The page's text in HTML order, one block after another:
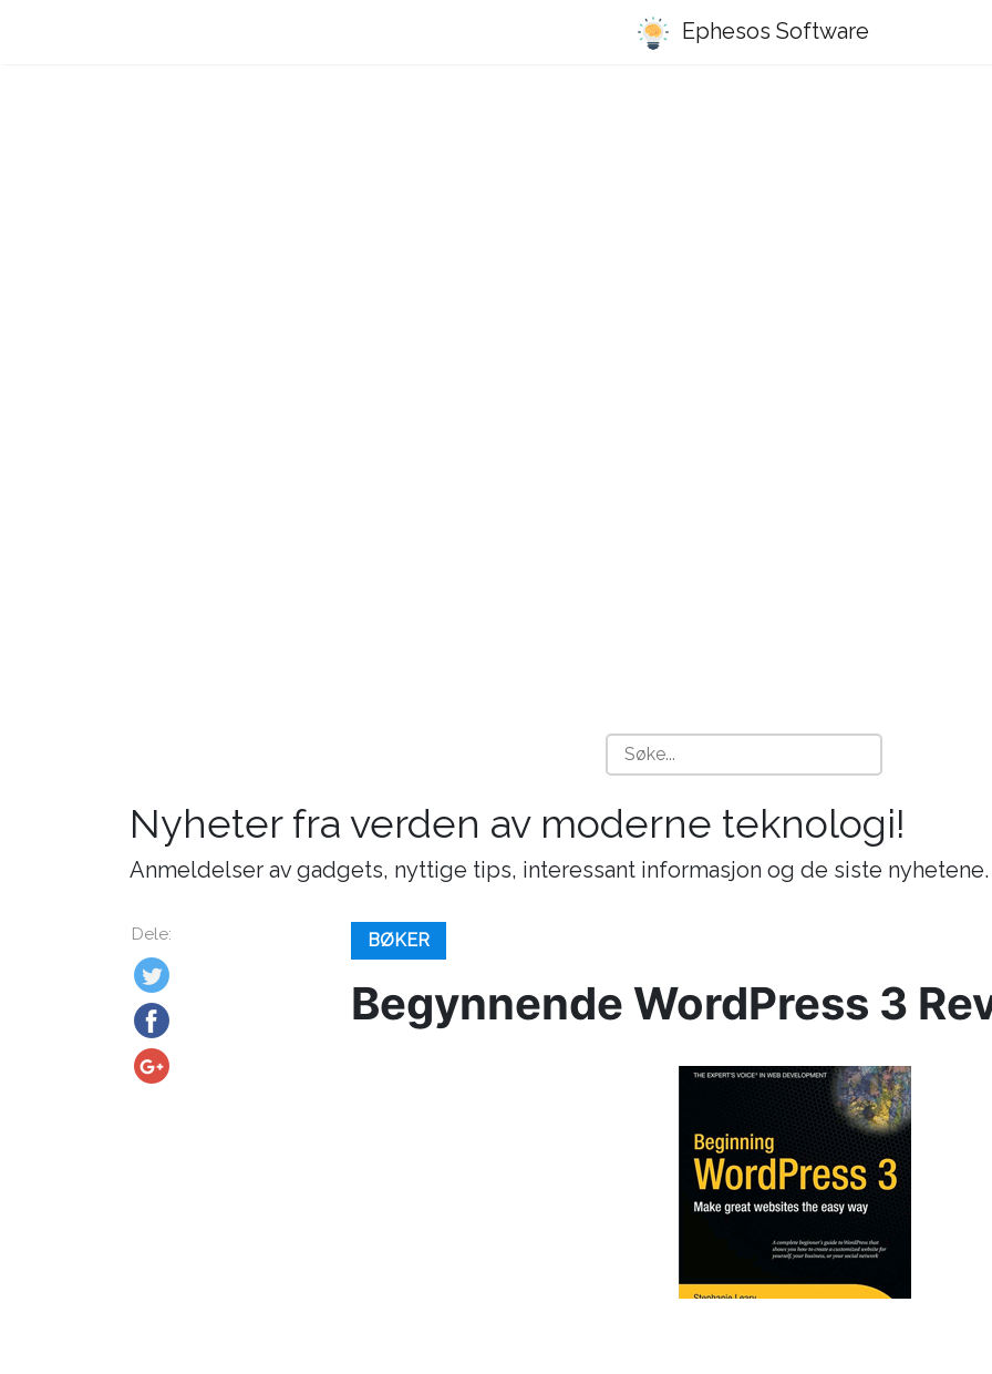
Ephesos Software
Nyheter fra verden av moderne teknologi!
Anmeldelser av gadgets, nyttige tips, interessant informasjon og de siste nyhetene.
Dele: BØKER
Begynnende WordPress 3